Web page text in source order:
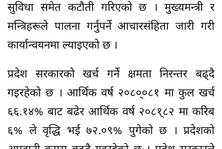
सुविधा समेत कटौती गरिएको छ । मुख्यमन्त्री र
मन्त्रिहरूले पालना गर्नुपर्ने आचारसंहिता जारी गरी
कार्यान्वयनमा ल्याइएको छ ।
प्रदेश सरकारको खर्च गर्ने क्षमता निरन्तर बढ्दै
गइरहेको छ । आर्थिक वर्ष २०८०्०८१ मा कुल खर्च
६६.१४% बाट बढेर आर्थिक वर्ष २०८१्८२ मा करिब
६% ले वृद्धि भई ७२.०९% पुगेको छ । प्रदेशको